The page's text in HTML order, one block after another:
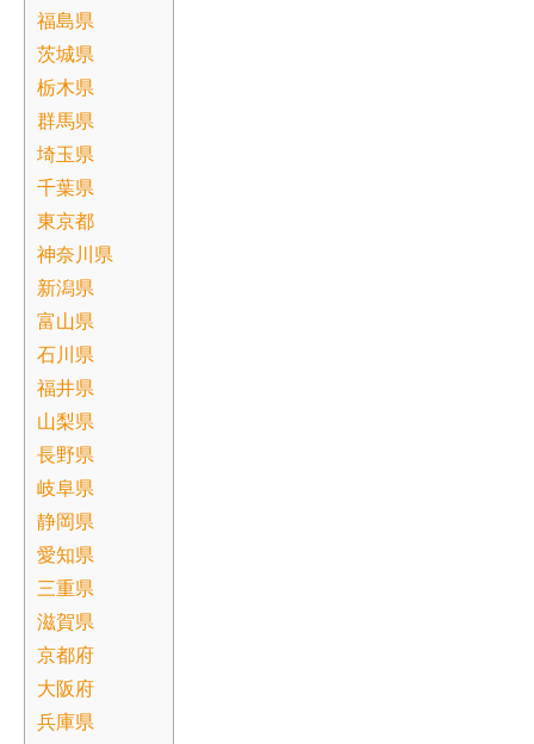
福島県
茨城県
栃木県
群馬県
埼玉県
千葉県
東京都
神奈川県
新潟県
富山県
石川県
福井県
山梨県
長野県
岐阜県
静岡県
愛知県
三重県
滋賀県
京都府
大阪府
兵庫県